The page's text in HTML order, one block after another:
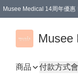
Musee Medical 14周年優惠
Musee
商品 付款方式